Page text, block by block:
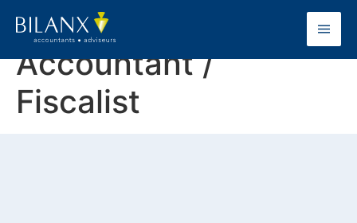
Erik Schoemaker –
Accountant /
Fiscalist